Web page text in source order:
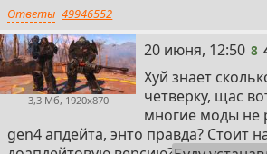
Ответы 49946552
3,3 Мб, 1920x870
8
20 июня, 12:50 8
Хуй знает
четверку, щас
многие моды не
gen4 апдейта, энто правда? Стоит